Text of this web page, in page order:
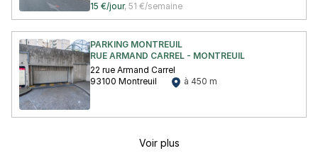
15 €/jour, 51 €/semaine
PARKING MONTREUIL
RUE ARMAND CARREL - MONTREUIL
22 rue Armand Carrel
93100 Montreuil
à 450 m
Voir plus